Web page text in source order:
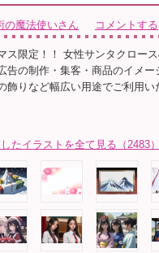
の魔法使いさん コメントする
ス限定！！ 女性サンタクロー
告の制作・集客・商品のイメ
飾りなど幅広い用途でご利用い
たイラストを全て見る（2483）